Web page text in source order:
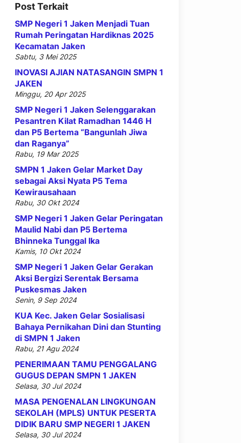
Post Terkait
SMP Negeri 1 Jaken Menjadi Tuan
Rumah Peringatan Hardiknas 2025
Kecamatan Jaken
Sabtu, 3 Mei 2025
INOVASI AJIAN NATASANGIN SMPN 1
JAKEN
Minggu, 20 Apr 2025
SMP Negeri 1 Jaken Selenggarakan
Pesantren Kilat Ramadhan 1446 H
dan P5 Bertema “Bangunlah Jiwa
dan Raganya”
Rabu, 19 Mar 2025
SMPN 1 Jaken Gelar Market Day
sebagai Aksi Nyata P5 Tema
Kewirausahaan
Rabu, 30 Okt 2024
SMP Negeri 1 Jaken Gelar Peringatan
Maulid Nabi dan P5 Bertema
Bhinneka Tunggal Ika
Kamis, 10 Okt 2024
SMP Negeri 1 Jaken Gelar Gerakan
Aksi Bergizi Serentak Bersama
Puskesmas Jaken
Senin, 9 Sep 2024
KUA Kec. Jaken Gelar Sosialisasi
Bahaya Pernikahan Dini dan Stunting
di SMPN 1 Jaken
Rabu, 21 Agu 2024
PENERIMAAN TAMU PENGGALANG
GUGUS DEPAN SMPN 1 JAKEN
Selasa, 30 Jul 2024
MASA PENGENALAN LINGKUNGAN
SEKOLAH (MPLS) UNTUK PESERTA
DIDIK BARU SMP NEGERI 1 JAKEN
Selasa, 30 Jul 2024